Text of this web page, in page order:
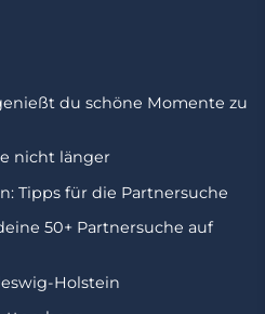
du schöne Momente zu
nicht länger
Tipps für die Partnersuche
50+ Partnersuche auf
Holstein